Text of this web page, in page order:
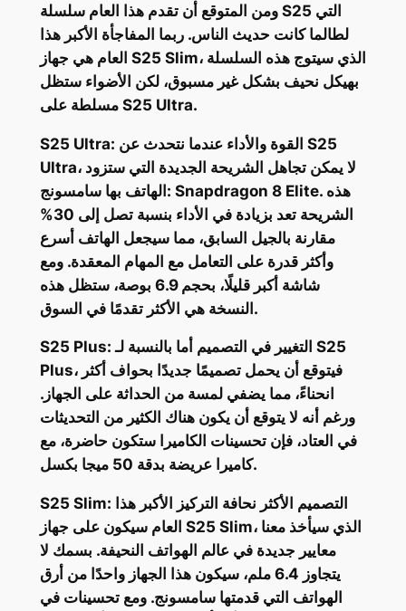
ومن المتوقع أن تقدم هذا العام سلسلة S25 التي
لطالما كانت حديث الناس. ربما المفاجأة الأكبر هذا
العام هي جهاز S25 Slim، الذي سيتوج هذه السلسلة
بهيكل نحيف بشكل غير مسبوق، لكن الأضواء ستظل
مسلطة على S25 Ultra.
S25 Ultra: القوة والأداء عندما نتحدث عن S25
Ultra، لا يمكن تجاهل الشريحة الجديدة التي ستزود
الهاتف بها سامسونج: Snapdragon 8 Elite. هذه
الشريحة تعد بزيادة في الأداء بنسبة تصل إلى 30%
مقارنة بالجيل السابق، مما سيجعل الهاتف أسرع
وأكثر قدرة على التعامل مع المهام المعقدة. ومع
شاشة أكبر قليلًا، بحجم 6.9 بوصة، ستظل هذه
النسخة هي الأكثر تقدمًا في السوق.
S25 Plus: التغيير في التصميم أما بالنسبة لـ S25
Plus، فيتوقع أن يحمل تصميمًا جديدًا بحواف أكثر
انحناءً، مما يضفي لمسة من الحداثة على الجهاز.
ورغم أنه لا يتوقع أن يكون هناك الكثير من التحديثات
في العتاد، فإن تحسينات الكاميرا ستكون حاضرة، مع
كاميرا عريضة بدقة 50 ميجا بكسل.
S25 Slim: التصميم الأكثر نحافة التركيز الأكبر هذا
العام سيكون على جهاز S25 Slim، الذي سيأخذ معنا
معايير جديدة في عالم الهواتف النحيفة. بسمك لا
يتجاوز 6.4 ملم، سيكون هذا الجهاز واحدًا من أرق
الهواتف التي قدمتها سامسونج. ومع تحسينات في